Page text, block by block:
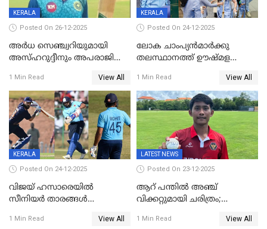
KERALA
Posted On 26-12-2025
അർധ സെഞ്ച്വറിയുമായി
അസ്ഹറുദ്ദീനും അപരാജിതും
റൺസ് വിജയലക്ഷ്യമുയർത്തി
കേരളം
1 Min Read View All
KERALA
Posted On 24-12-2025
ലോക ചാംപ്യൻമാർക്കു
തലസ്ഥാനത്ത് ഊഷ്മള
മത്സരം ജയിച്ചാൽ ഇന്ത്യയ്ക്കു
പരമ്പര
1 Min Read View All
KERALA
Posted On 24-12-2025
വിജയ് ഹസാരെയിൽ
സീനിയർ താരങ്ങൾ
സച്ചിന്‍റെ റെക്കോഡ് മറികടന്ന്
1 Min Read View All
LATEST NEWS
Posted On 23-12-2025
ആറ് പന്തിൽ അഞ്ച്
വിക്കറ്റുമായി ചരിത്രം;
റെക്കോഡുമായി
1 Min Read View All